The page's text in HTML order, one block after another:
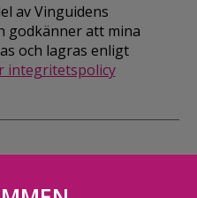
av Vinguidens
godkänner att mina
och lagras enligt
integritetspolicy